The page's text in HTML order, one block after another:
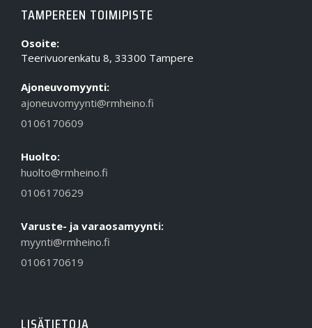
TAMPEREEN TOIMIPISTE
Osoite:
Teerivuorenkatu 8, 33300 Tampere
Ajoneuvomyynti:
ajoneuvomyynti@rmheino.fi
0106170609
Huolto:
huolto@rmheino.fi
0106170629
Varuste- ja varaosamyynti:
myynti@rmheino.fi
0106170619